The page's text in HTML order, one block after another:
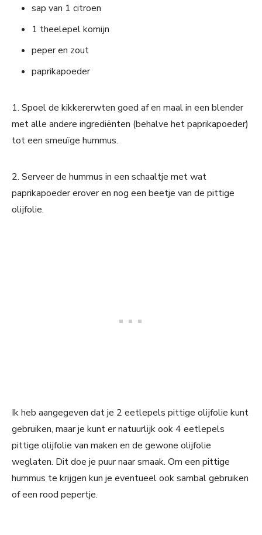
sap van 1 citroen
1 theelepel komijn
peper en zout
paprikapoeder
1. Spoel de kikkererwten goed af en maal in een blender
met alle andere ingrediënten (behalve het paprikapoeder)
tot een smeuïge hummus.
2. Serveer de hummus in een schaaltje met wat
paprikapoeder erover en nog een beetje van de pittige
olijfolie.
Ik heb aangegeven dat je 2 eetlepels pittige olijfolie kunt
gebruiken, maar je kunt er natuurlijk ook 4 eetlepels
pittige olijfolie van maken en de gewone olijfolie
weglaten. Dit doe je puur naar smaak. Om een pittige
hummus te krijgen kun je eventueel ook sambal gebruiken
of een rood pepertje.